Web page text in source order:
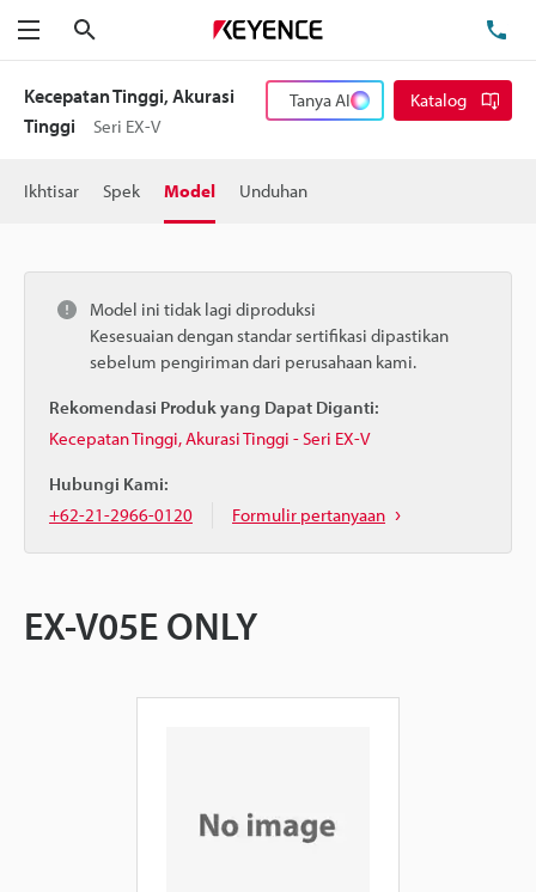
Menu
Kecepatan Tinggi, Akurasi
Tinggi
Seri EX-V
Tanya AI Katalog
Ikhtisar Spek Model Unduhan
Model ini tidak lagi diproduksi
Kesesuaian dengan standar sertifikasi dipastikan
sebelum pengiriman dari perusahaan kami.
Rekomendasi Produk yang Dapat Diganti:
Kecepatan Tinggi, Akurasi Tinggi - Seri EX-V
Hubungi Kami:
+62-21-2966-0120
Formulir pertanyaan
EX-V05E ONLY